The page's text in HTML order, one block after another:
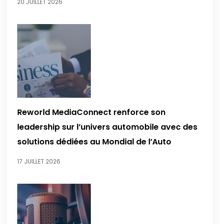
20 JUILLET 2026
Reworld MediaConnect renforce son
leadership sur l’univers automobile avec des
solutions dédiées au Mondial de l’Auto
17 JUILLET 2026